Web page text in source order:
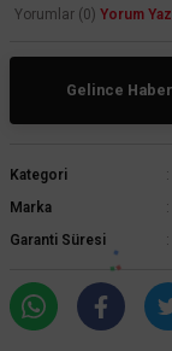
Yorumlar (0) Yorum Yaz
Gelince
Kategori
Marka
Garanti Süresi